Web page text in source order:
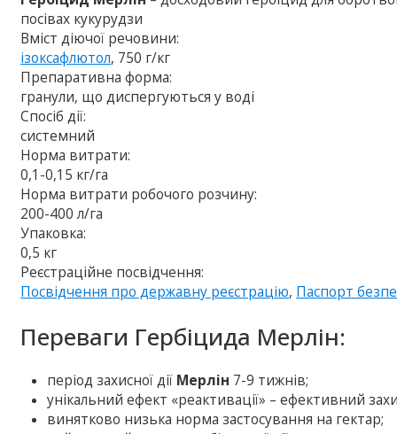
посівах кукурудзи
Вміст діючої речовини:
ізоксафлютол, 750 г/кг
Препаративна форма:
гранули, що диспергуються у воді
Спосіб дії:
системний
Норма витрати:
0,1-0,15 кг/га
Норма витрати робочого розчину:
200-400 л/га
Упаковка:
0,5 кг
Реєстраційне посвідчення:
Посвідчення про державну реєстрацію, Паспорт
Переваги Гербіцида Мерлін:
період захисної дії Мерлін 7-9 тижнів;
унікальний ефект «реактивації» – ефективний
винятково низька норма застосування на гектар;